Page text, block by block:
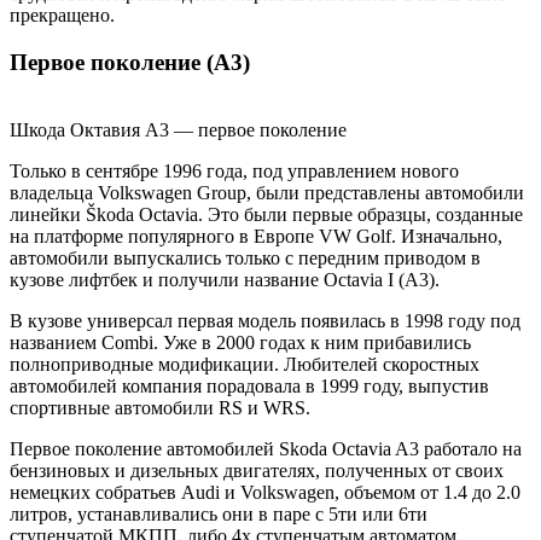
прекращено.
Первое поколение (А3)
Шкода Октавия А3 — первое поколение
Только в сентябре 1996 года, под управлением нового
владельца Volkswagen Group, были представлены автомобили
линейки Škoda Octavia. Это были первые образцы, созданные
на платформе популярного в Европе VW Golf. Изначально,
автомобили выпускались только с передним приводом в
кузове лифтбек и получили название Octavia I (А3).
В кузове универсал первая модель появилась в 1998 году под
названием Combi. Уже в 2000 годах к ним прибавились
полноприводные модификации. Любителей скоростных
автомобилей компания порадовала в 1999 году, выпустив
спортивные автомобили RS и WRS.
Первое поколение автомобилей Skoda Octavia A3 работало на
бензиновых и дизельных двигателях, полученных от своих
немецких собратьев Audi и Volkswagen, объемом от 1.4 до 2.0
литров, устанавливались они в паре с 5ти или 6ти